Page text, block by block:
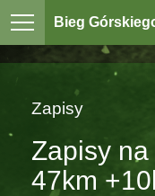
Bieg
Zapisy
Zapisy
47km